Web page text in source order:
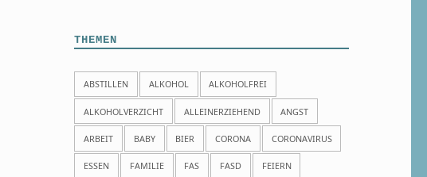
THEMEN
ABSTILLEN ALKOHOL ALKOHOLFREI
ALKOHOLVERZICHT ALLEINERZIEHEND ANGST
ARBEIT BABY BIER CORONA CORONAVIRUS
ESSEN FAMILIE FAS FASD FEIERN